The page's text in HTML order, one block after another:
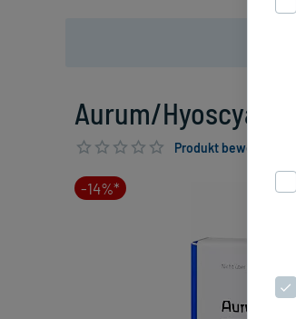
Aurum/
Produkt bewerten &
-14%*